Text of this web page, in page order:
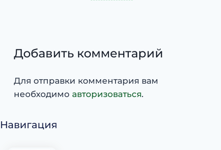
Добавить комментарий
Для отправки комментария вам
необходимо авторизоваться.
Навигация